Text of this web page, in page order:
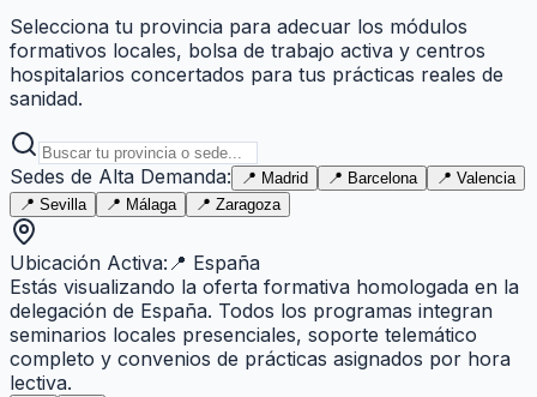
Selecciona tu provincia para adecuar los módulos
formativos locales, bolsa de trabajo activa y centros
hospitalarios concertados para tus prácticas reales de
sanidad.
Sedes de Alta Demanda: 📍 Madrid 📍 Barcelona 📍 Valencia
📍 Sevilla 📍 Málaga 📍 Zaragoza
Ubicación Activa: 📍 España
Estás visualizando la oferta formativa homologada en la
delegación de España. Todos los programas integran
seminarios locales presenciales, soporte telemático
completo y convenios de prácticas asignados por hora
lectiva.